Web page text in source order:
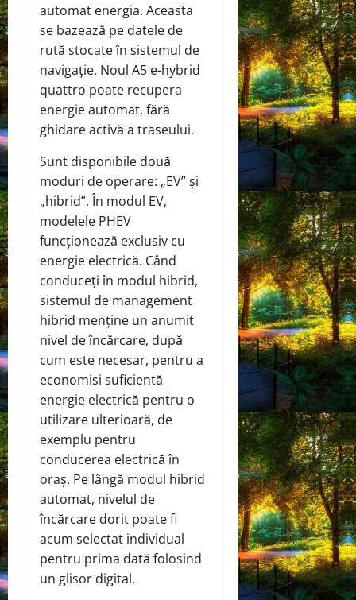
automat energia. Aceasta
se bazează pe datele de
rută stocate în sistemul de
navigație. Noul A5 e-hybrid
quattro poate recupera
energie automat, fără
ghidare activă a traseului.
Sunt disponibile două
moduri de operare: „EV” și
„hibrid”. În modul EV,
modelele PHEV
funcționează exclusiv cu
energie electrică. Când
conduceți în modul hibrid,
sistemul de management
hibrid menține un anumit
nivel de încărcare, după
cum este necesar, pentru a
economisi suficientă
energie electrică pentru o
utilizare ulterioară, de
exemplu pentru
conducerea electrică în
oraș. Pe lângă modul hibrid
automat, nivelul de
încărcare dorit poate fi
acum selectat individual
pentru prima dată folosind
un glisor digital.